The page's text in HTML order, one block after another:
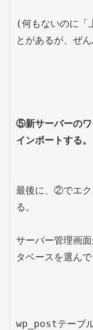
(何もないのに「
とがあるが、ぜ
⑤新サーバーの
インポートする。
最後に、②でエ
る。
サーバー管理画
タベースを選ん
wp_postテーブ